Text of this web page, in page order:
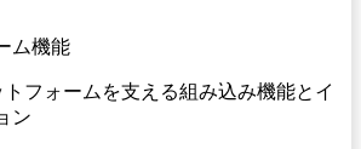
ム機能
トフォームを支える組み込み機能とイ
ン